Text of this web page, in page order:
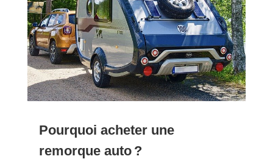
Pourquoi acheter une
remorque auto ?